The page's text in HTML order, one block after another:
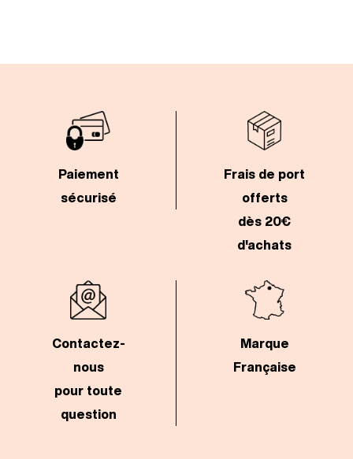
Paiement
sécurisé
Frais de port
offerts
dès 20€
d'achats
Contactez-
nous
pour toute
question
Marque
Française